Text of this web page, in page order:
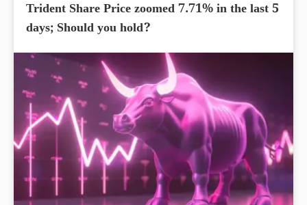
Trident Share Price zoomed 7.71% in the last 5
days; Should you hold?